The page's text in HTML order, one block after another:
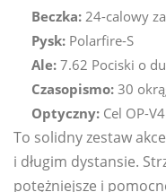
Beczka: 24-calowy
Pysk: Polarfire-S
Ale: 7.62 Pociski o
Czasopismo: 30
Optyczny: Cel OP-V4
To solidny zestaw
i długim dystansie.
potężniejsze i